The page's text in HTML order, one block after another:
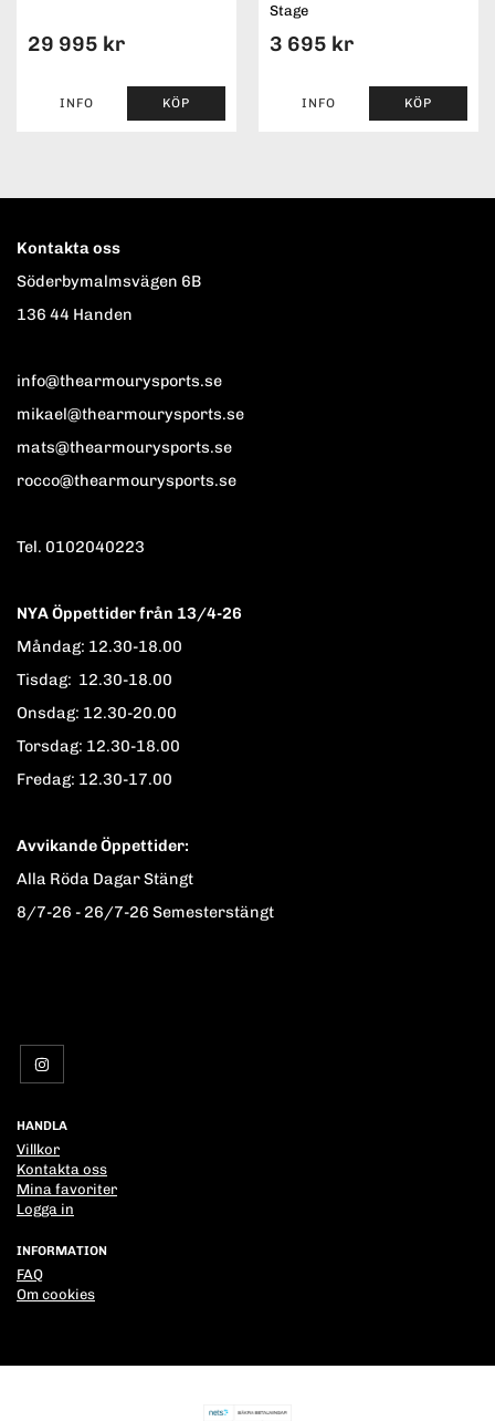
29 995 kr
INFO KÖP
Stage
3 695 kr
INFO KÖP
Kontakta oss
Söderbymalmsvägen 6B
136 44 Handen
info@thearmourysports.se
mikael@thearmourysports.se
mats@thearmourysports.se
rocco@thearmourysports.se
Tel. 0102040223
NYA Öppettider från 13/4-26
Måndag: 12.30-18.00
Tisdag: 12.30-18.00
Onsdag: 12.30-20.00
Torsdag: 12.30-18.00
Fredag: 12.30-17.00
Avvikande Öppettider:
Alla Röda Dagar Stängt
8/7-26 - 26/7-26 Semesterstängt
HANDLA
Villkor
Kontakta oss
Mina favoriter
Logga in
INFORMATION
FAQ
Om cookies